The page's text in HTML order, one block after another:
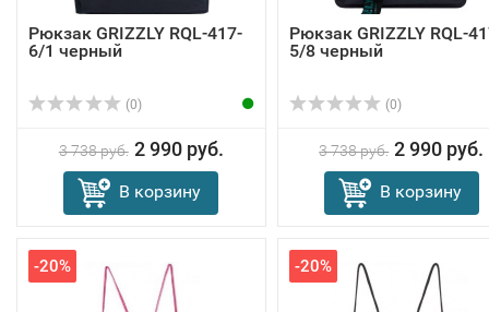
Рюкзак GRIZZLY RQL-417-
6/1 черный
(0)
3 738 руб. 2 990 руб.
В корзину
Рюкзак GRIZZLY RQL-
5/8 черный
(0)
3 738 руб. 2 990 руб.
В корзину
-20% -20%